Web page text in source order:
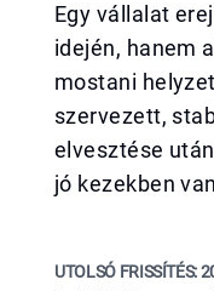
Egy vállalat
idején, hanem
mostani
szervezett,
elvesztése
jó kezekben
UTOLSÓ FRISSÍTÉS: